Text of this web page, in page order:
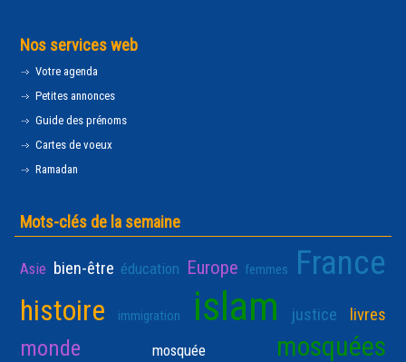
Nos services web
Votre agenda
Petites annonces
Guide des prénoms
Cartes de voeux
Ramadan
Mots-clés de la semaine
Asie bien-être éducation Europe femmes France
histoire immigration islam justice livres
monde mosquée mosquées